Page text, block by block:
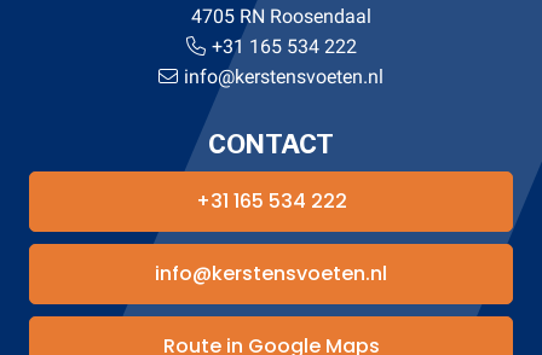
4705 RN Roosendaal
+31 165 534 222
info@kerstensvoeten.nl
CONTACT
+31 165 534 222
info@kerstensvoeten.nl
Route in Google Maps